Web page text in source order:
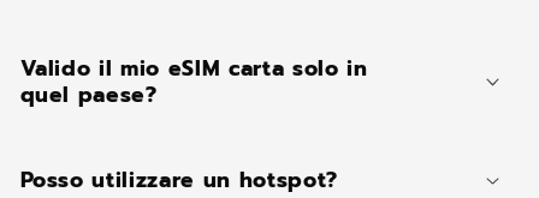
m
i
i
Valido il mio eSIM carta solo in
quel paese?
Posso utilizzare un hotspot?